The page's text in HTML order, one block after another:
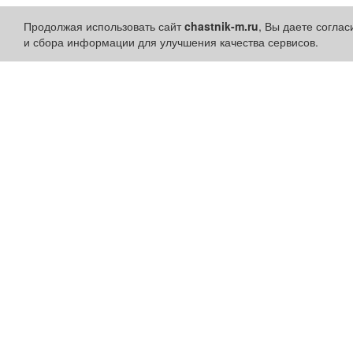
Продолжая использовать сайтchastnik-m.ru, Вы даете
и сбора информации для улучшения качества сервисов.